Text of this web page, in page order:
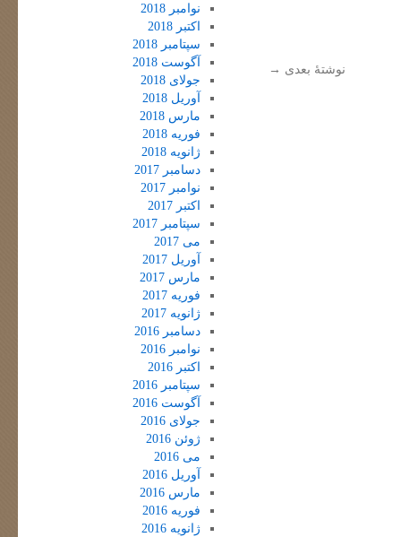
نوشتهٔ بعدی →
نوامبر 2018
اکتبر 2018
سپتامبر 2018
آگوست 2018
جولای 2018
آوریل 2018
مارس 2018
فوریه 2018
ژانویه 2018
دسامبر 2017
نوامبر 2017
اکتبر 2017
سپتامبر 2017
می 2017
آوریل 2017
مارس 2017
فوریه 2017
ژانویه 2017
دسامبر 2016
نوامبر 2016
اکتبر 2016
سپتامبر 2016
آگوست 2016
جولای 2016
ژوئن 2016
می 2016
آوریل 2016
مارس 2016
فوریه 2016
ژانویه 2016